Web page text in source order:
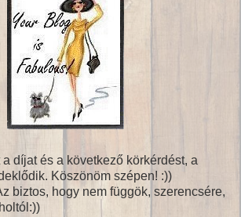
a díjat és a következő körkérdést, a
Köszönöm szépen! :))
biztos, hogy nem függök, szerencsére,